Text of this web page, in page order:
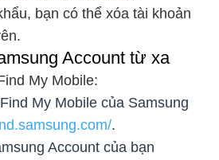
bạn có thể xóa tài khoản
Account từ xa
My Mobile:
My Mobile của Samsung
.
Account của bạn